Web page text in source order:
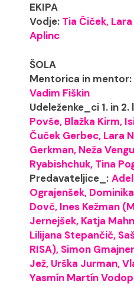
EKIPA
Vodje: Tia Čiček,
Aplinc
ŠOLA
Mentorica in mentor:
Vadim Fiškin
Udeleženke_ci 1. in 2.
Povše, Blažka Kirm,
Čuček Gerbec, Lara
Gerkman, Neža
Ryabishchuk, Tina
Predavateljice_:
Ograjenšek,
Dovč, Ines Kežman
Jernejšek, Katja
Lilijana Stepančič,
RISA), Simon
Jež, Urška Jurman,
Yasmín Martín